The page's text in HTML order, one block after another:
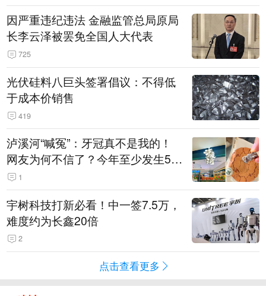
因严重违纪违法 金融监管总局原局
长李云泽被罢免全国人大代表
725
光伏硅料八巨头签署倡议：不得低
于成本价销售
419
泸溪河“喊冤”：牙冠真不是我的！
网友为何不信了？今年至少发生5
起“食品冤案”
1
宇树科技打新必看！中一签7.5万，
难度约为长鑫20倍
2
点击查看更多